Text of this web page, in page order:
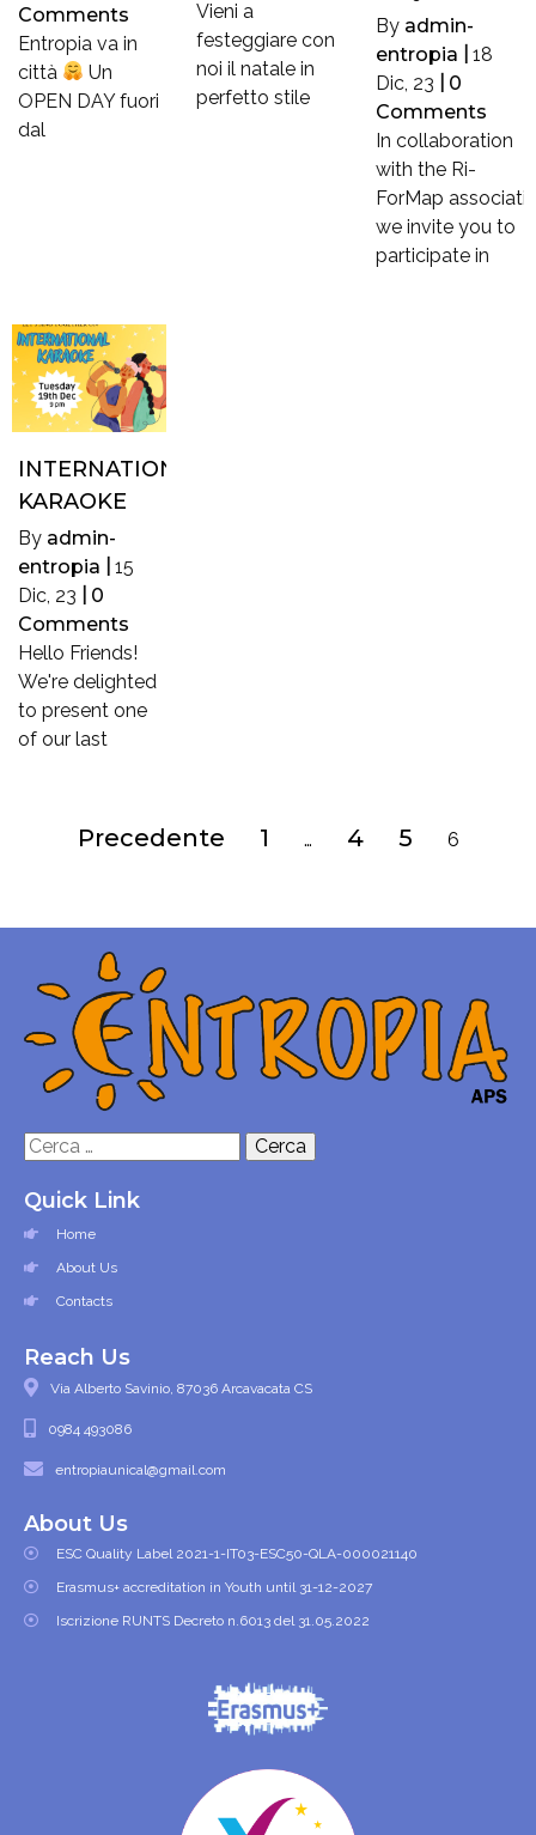
Comments
Entropia va in
città
Un
OPEN DAY fuori
dal
Vieni a
festeggiare con
noi il natale in
perfetto stile
By admin-
entropia
18
Dic, 23
0
Comments
In collaboration
with the Ri-
ForMap
we invite you to
participate in
INTERNATIONAL
KARAOKE
By admin-
entropia
15
Dic, 23
0
Comments
Hello Friends!
We're delighted
to present one
of our last
Precedente 1 … 4 5 6
Ricerca
Quick Link
Home
About Us
Contacts
Reach Us
Via Alberto Savinio, 87036 Arcavacata CS
0984 493086
entropiaunical@gmail.com
About Us
ESC Quality Label 2021-1-IT03-ESC50-QLA-000021140
Erasmus+ accreditation in Youth until 31-12-2027
Iscrizione RUNTS Decreto n.6013 del 31.05.2022